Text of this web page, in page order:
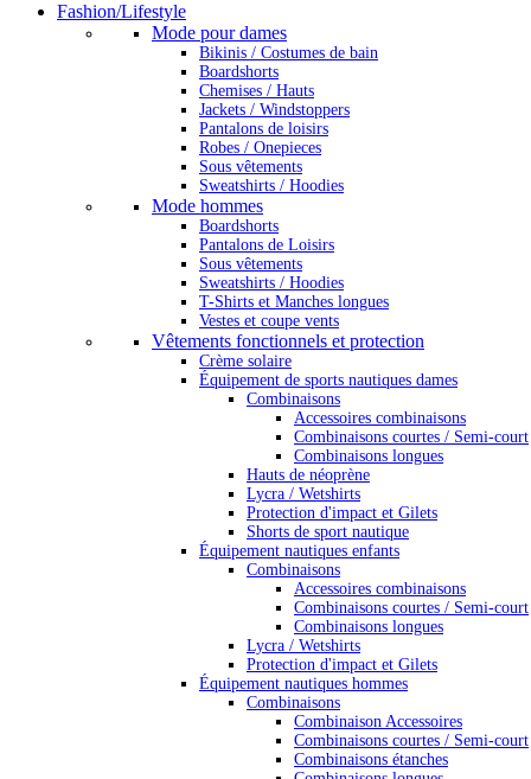
Fashion/Lifestyle
Mode pour dames
Bikinis / Costumes de bain
Boardshorts
Chemises / Hauts
Jackets / Windstoppers
Pantalons de loisirs
Robes / Onepieces
Sous vêtements
Sweatshirts / Hoodies
Mode hommes
Boardshorts
Pantalons de Loisirs
Sous vêtements
Sweatshirts / Hoodies
T-Shirts et Manches longues
Vestes et coupe vents
Vêtements fonctionnels et protection
Crème solaire
Équipement de sports nautiques dames
Combinaisons
Accessoires combinaisons
Combinaisons courtes / Semi-court
Combinaisons longues
Hauts de néoprène
Lycra / Wetshirts
Protection d'impact et Gilets
Shorts de sport nautique
Équipement nautiques enfants
Combinaisons
Accessoires combinaisons
Combinaisons courtes / Semi-court
Combinaisons longues
Lycra / Wetshirts
Protection d'impact et Gilets
Équipement nautiques hommes
Combinaisons
Combinaison Accessoires
Combinaisons courtes / Semi-court
Combinaisons étanches